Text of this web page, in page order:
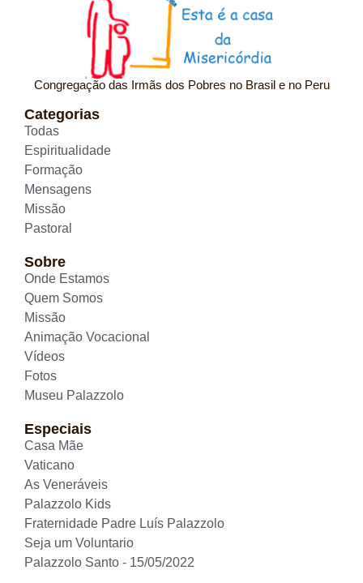
Congregação das Irmãs dos Pobres no Brasil e no Peru
Categorias
Todas
Espiritualidade
Formação
Mensagens
Missão
Pastoral
Sobre
Onde Estamos
Quem Somos
Missão
Animação Vocacional
Vídeos
Fotos
Museu Palazzolo
Especiais
Casa Mãe
Vaticano
As Veneráveis
Palazzolo Kids
Fraternidade Padre Luís Palazzolo
Seja um Voluntario
Palazzolo Santo - 15/05/2022